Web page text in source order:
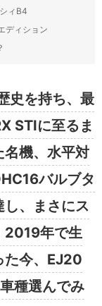
ィB4
ディション
史を持ち、最
STIに至るま
名機、水平対
バルブタ
、まさにス
2019年で生
た今、EJ20
種選んでみ